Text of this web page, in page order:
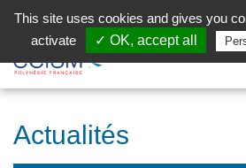
Facebook (Customer Chat) is
Actualités
This site uses cookies and gives you
activate
✓ OK, accept all